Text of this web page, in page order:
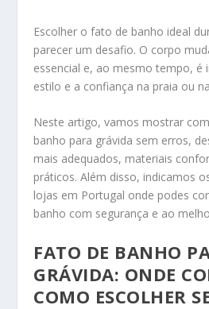
Escolher o fato de banho ideal
parecer um desafio. O corpo
essencial e, ao mesmo tempo,
estilo e a confiança na praia ou
Neste artigo, vamos mostrar
banho para grávida sem erros,
mais adequados, materiais
práticos. Além disso, indicamos
lojas em Portugal onde podes
banho com segurança e ao
FATO DE BANHO
GRÁVIDA: ONDE
COMO ESCOLHER